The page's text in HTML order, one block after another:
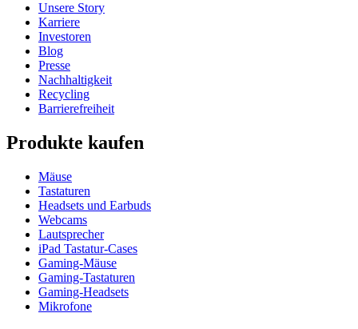
Unsere Story
Karriere
Investoren
Blog
Presse
Nachhaltigkeit
Recycling
Barrierefreiheit
Produkte kaufen
Mäuse
Tastaturen
Headsets und Earbuds
Webcams
Lautsprecher
iPad Tastatur-Cases
Gaming-Mäuse
Gaming-Tastaturen
Gaming-Headsets
Mikrofone